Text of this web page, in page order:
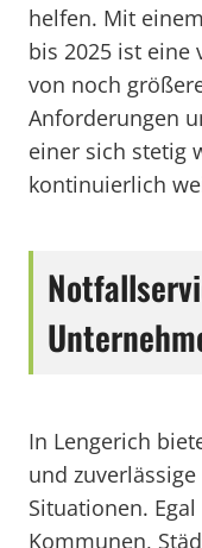
helfen. Mit
bis 2025 ist eine
von noch
Anforderungen
einer sich stetig
kontinuierlich
In Lengerich
und
Situationen.
Kommunen,